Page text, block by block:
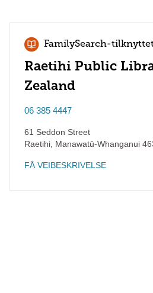
FamilySearch-
Raetihi Public
Zealand
06 385 4447
61 Seddon Street
Raetihi Manawatū-Whanganui
FÅ VEIBESKRIVELSE